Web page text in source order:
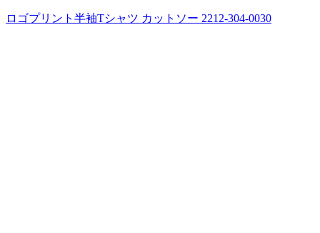
ロゴプリント半袖Tシャツ カットソー 2212-304-0030